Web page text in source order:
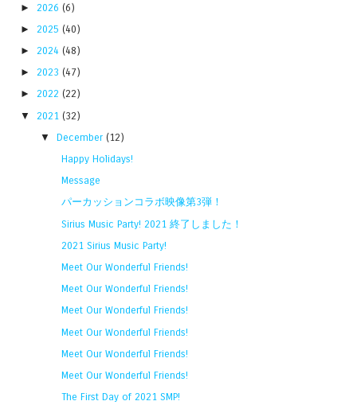
► 2026 (6)
► 2025 (40)
► 2024 (48)
► 2023 (47)
► 2022 (22)
▼ 2021 (32)
▼December (12)
Happy Holidays!
Message
パーカッションコラボ映像第3弾！
Sirius Music Party! 2021 終了しました！
2021 Sirius Music Party!
Meet Our Wonderful Friends!
Meet Our Wonderful Friends!
Meet Our Wonderful Friends!
Meet Our Wonderful Friends!
Meet Our Wonderful Friends!
Meet Our Wonderful Friends!
The First Day of 2021 SMP!